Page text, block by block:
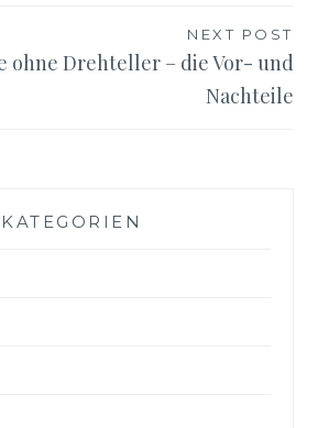
NEXT POST
ohne Drehteller – die Vor- und
Nachteile
KATEGORIEN